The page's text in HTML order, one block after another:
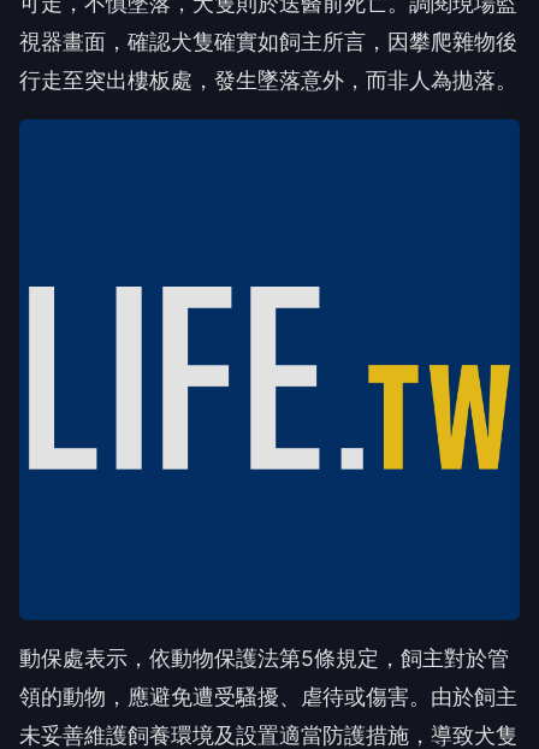
視器畫面，確認犬隻確實如飼主所言，因攀爬雜物後
行走至突出樓板處，發生墜落意外，而非人為拋落。
動保處表示，依動物保護法第5條規定，飼主對於管
領的動物，應避免遭受騷擾、虐待或傷害。由於飼主
未妥善維護飼養環境及設置適當防護措施，導致犬隻